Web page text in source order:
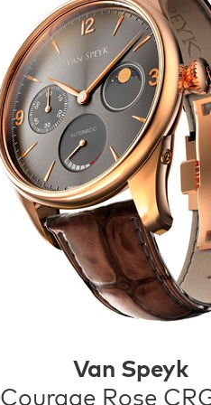
Van Speyk
Courage Rose